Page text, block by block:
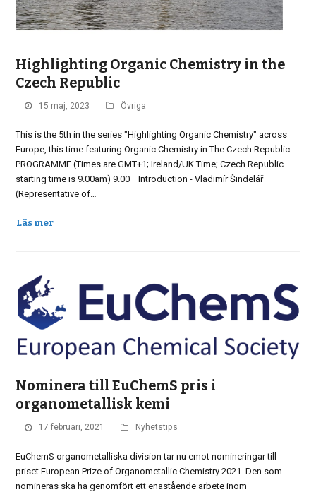
Highlighting Organic Chemistry in the
Czech Republic
15 maj, 2023 Övriga
This is the 5th in the series "Highlighting Organic Chemistry" across
Europe, this time featuring Organic Chemistry in The Czech Republic.
PROGRAMME (Times are GMT+1; Ireland/UK Time; Czech Republic
starting time is 9.00am) 9.00 Introduction - Vladimír Šindelář
(Representative of…
Läs mer
Nominera till EuChemS pris i
organometallisk kemi
17 februari, 2021 Nyhetstips
EuChemS organometalliska division tar nu emot nomineringar till
priset European Prize of Organometallic Chemistry 2021. Den som
nomineras ska ha genomfört ett enastående arbete inom